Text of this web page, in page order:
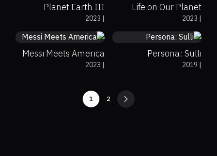
Life on Our Planet
|
2023
Planet Earth III
|
2023
6.6
0%
0%
Persona: Sulli
|
2019
8.3
Messi Meets America
|
2023
2
1